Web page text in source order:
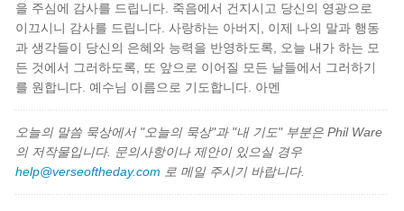
을 주심에 감사를 드립니다. 죽음에서 건지시고 당신의 영광으로
이끄시니 감사를 드립니다. 사랑하는 아버지, 이제 나의 말과 행동
과 생각들이 당신의 은혜와 능력을 반영하도록, 오늘 내가 하는 모
든 것에서 그러하도록, 또 앞으로 이어질 모든 날들에서 그러하기
를 원합니다. 예수님 이름으로 기도합니다. 아멘
오늘의 말씀 묵상에서 "오늘의 묵상"과 "내 기도" 부분은 Phil Ware
의 저작물입니다. 문의사항이나 제안이 있으실 경우
help@verseoftheday.com 로 메일 주시기 바랍니다.